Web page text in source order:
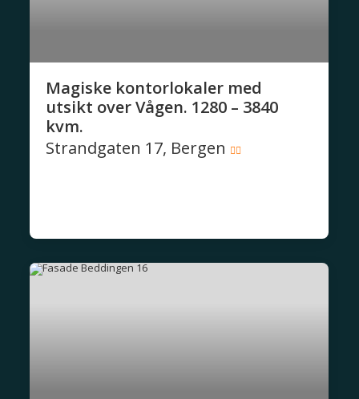
Magiske kontorlokaler med
utsikt over Vågen. 1280 – 3840
kvm.
Strandgaten 17, Bergen